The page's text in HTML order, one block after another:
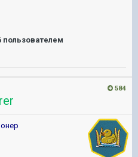
пользователем
584